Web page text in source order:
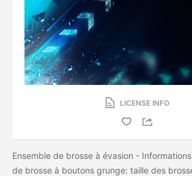
LICENSE INFO
Ensemble de brosse à évasion -
de brosse à boutons grunge: taille des